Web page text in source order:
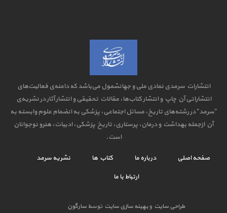
انتشارات سرمدی نمادی ملی و جهانشمول می‌باشد که دامنه‌ی فعالیت‌های
انتشاراتی آن چاپ و انتشار کتاب‌ها، مقالات تحقیقی و انتشار آثار در نشریه‌ی
"سرمد" در رشته‌های تاریخ، مسائل اجتماعی، پزشکی به انضمام علوم وابسته به
آن ازجمله بهداشت و درمان، پرستاری، تاریخ پزشکی، ادبیات، هنرو نوجوانان
است.
صفحه اصلی درباره ما کتاب ها
نشریه سرمد
ارتباط با ما
طراحی سایت وبهینه سازی سایت توسط سارگون